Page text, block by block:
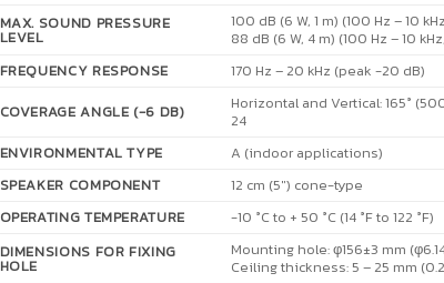
MAX. SOUND PRESSURE
LEVEL
100 dB (6 W, 1 m) (100 Hz – 10
88 dB (6 W, 4 m) (100 Hz – 10
FREQUENCY RESPONSE
170 Hz – 20 kHz (peak -20 dB)
COVERAGE ANGLE (-6 DB)
Horizontal and Vertical: 165°
24
ENVIRONMENTAL TYPE
A (indoor applications)
SPEAKER COMPONENT
12 cm (5″) cone-type
OPERATING TEMPERATURE
-10 °C to + 50 °C (14 °F to 122 °F)
DIMENSIONS FOR FIXING
HOLE
Mounting hole: φ156±3 mm
Ceiling thickness: 5 – 25 mm